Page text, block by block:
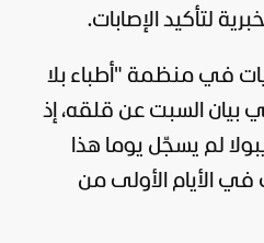
لتأكيد الإصابات.
في منظمة "أطباء بلا
بيان السبت عن قلقه، إذ
لم يسجّل يوما هذا
في الأيام الأولى من